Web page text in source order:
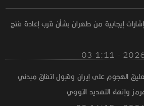
إيجابية من طهران بشأن قرب إعادة فتح
الهجوم على إيران وقبول اتفاق مبدئي
وإنهاء التهديد النووي